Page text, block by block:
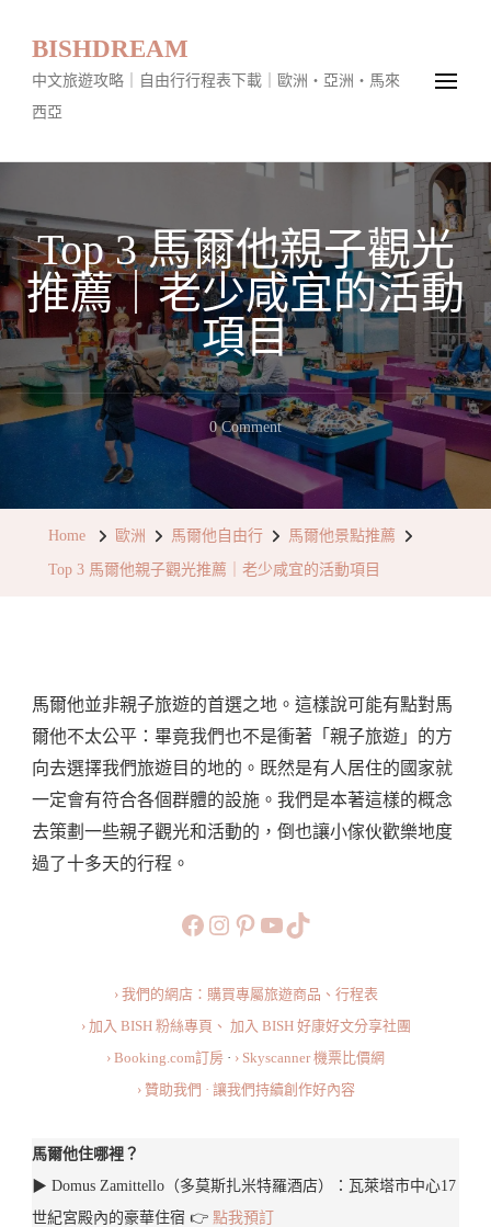
BISHDREAM
中文旅遊攻略｜自由行行程表下載｜歐洲・亞洲・馬來
西亞
Top 3 馬爾他親子觀光
推薦｜老少咸宜的活動
項目
0 CommentOn
Top
3
光
推
薦
｜
老
宜
活
動
項
目
Home 歐洲 馬爾他自由行 馬爾他景點推薦
Top 3 馬爾他親子觀光推薦｜老少咸宜的活動項目
馬爾他並非親子旅遊的首選之地。這樣說可能有點對馬
爾他不太公平：畢竟我們也不是衝著「親子旅遊」的方
向去選擇我們旅遊目的地的。既然是有人居住的國家就
一定會有符合各個群體的設施。我們是本著這樣的概念
去策劃一些親子觀光和活動的，倒也讓小傢伙歡樂地度
過了十多天的行程。
https://www.facebook.com/
https://
https://
旅行美食小短片TikTok
› 我們的網店：購買專屬旅遊商品、行程表
› 加入 BISH 粉絲專頁、 加入 BISH 好康好文分享社團
› Booking.com訂房 · › Skyscanner 機票比價網
› 贊助我們 · 讓我們持續創作好內容
馬爾他住哪裡？
▶︎ Domus Zamittello（多莫斯扎米特羅酒店）：瓦萊塔市中心17
世紀宮殿內的豪華住宿 👉 點我預訂